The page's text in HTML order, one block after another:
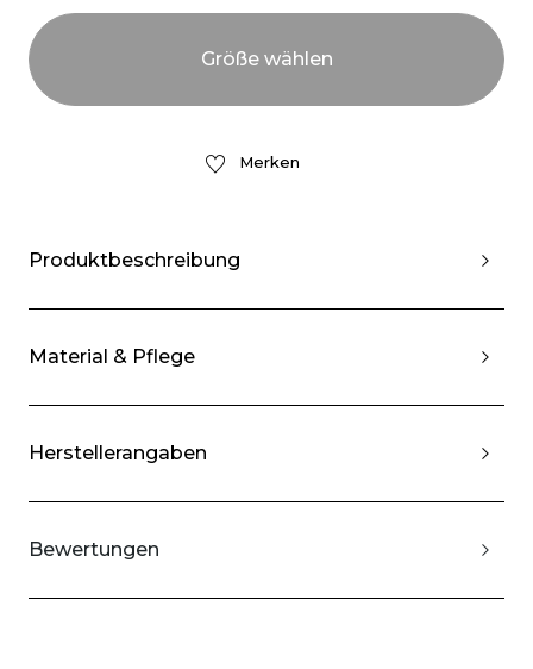
Merken
Produktbeschreibung
Material & Pflege
Herstellerangaben
Bewertungen